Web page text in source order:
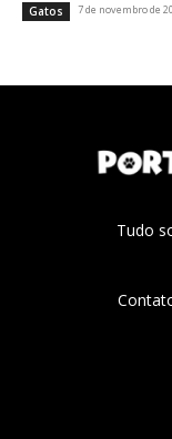
Gatos 7 de novembro de
Tudo